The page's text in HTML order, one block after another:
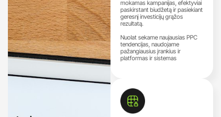
mokamas kampanijas, efektyviai
paskirstant biudžetą ir pasiekiant
geresnį investicijų grąžos
rezultatą.
Nuolat sekame naujausias PPC
tendencijas, naudojame
pažangiausius įrankius ir
platformas ir sistemas